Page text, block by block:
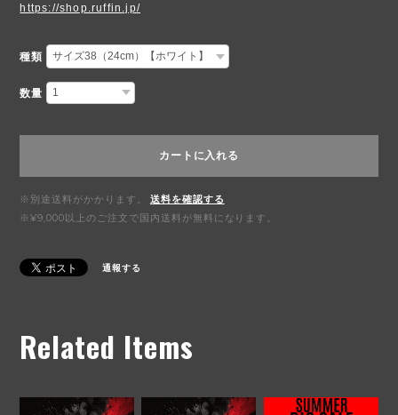
https://shop.ruffin.jp/
種類
数量
カートに入れる
※別途送料がかかります。
送料を確認する
※¥9,000以上のご注文で国内送料が無料になります。
通報する
Related Items